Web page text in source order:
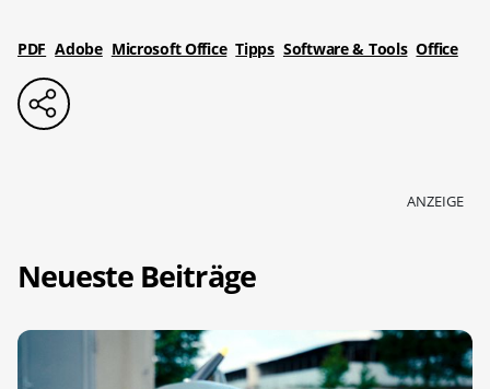
PDF Adobe Microsoft Office Tipps Software & Tools Office
ANZEIGE
Neueste Beiträge